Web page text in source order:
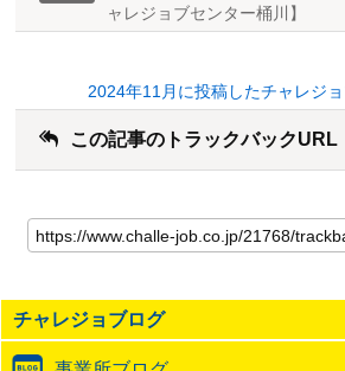
ャレジョブセンター桶川】
2024年11月に投稿したチャレジ
この記事のトラックバックURL
の
記
の
ト
チャレジョブログ